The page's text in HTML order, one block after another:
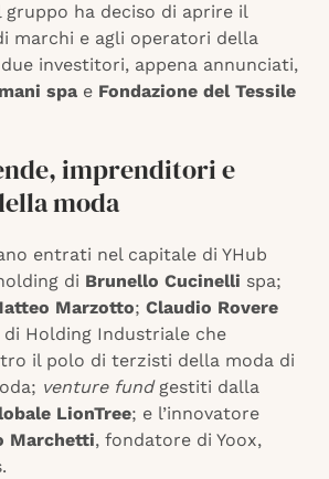
ha deciso di aprire il
marchi e agli operatori della
investitori, appena annunciati,
spa e Fondazione del Tessile
imprenditori e
moda
entrati nel capitale di YHub
di Brunello Cucinelli spa;
Marzotto; Claudio Rovere
Holding Industriale che
il polo di terzisti della moda di
venture fundgestiti dalla
LionTree; e l’innovatore
Marchetti, fondatore di Yoox,